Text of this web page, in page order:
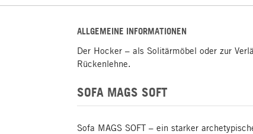
ALLGEMEINE INFORMATIONEN
Der Hocker – als Solitärmöbel oder zur
Rückenlehne.
SOFA MAGS SOFT
Sofa MAGS SOFT – ein starker